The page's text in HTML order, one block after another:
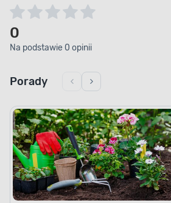
przeznaczona jest do użytku
wewnątrz.Po złożeniu ławka
znacznie ułatwia transport i
jednocześnie sprawia, że można
przygotować do użycia w
0
Na podstawie 0 opinii
Porady